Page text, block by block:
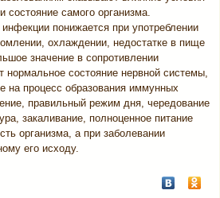
состояние самого организма.
понижается при употреблении
охлаждении, недостатке в пище
значение в сопротивлении
нормальное состояние нервной системы,
на процесс образования иммунных
правильный режим дня, чередование
закаливание, полноценное питание
организма, а при заболевании
его исходу.